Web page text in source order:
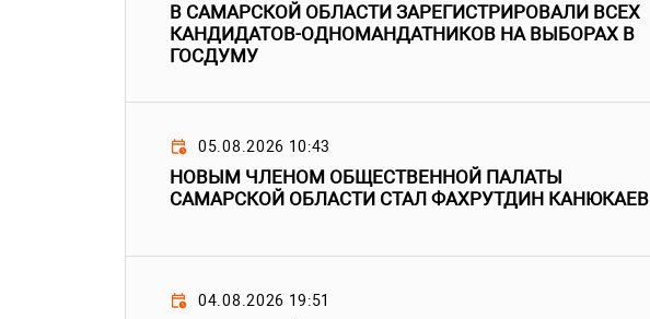
В САМАРСКОЙ ОБЛАСТИ ЗАРЕГИСТРИРОВАЛИ ВСЕХ
КАНДИДАТОВ-ОДНОМАНДАТНИКОВ НА ВЫБОРАХ В
ГОСДУМУ
05.08.2026 10:43
НОВЫМ ЧЛЕНОМ ОБЩЕСТВЕННОЙ ПАЛАТЫ
САМАРСКОЙ ОБЛАСТИ СТАЛ ФАХРУТДИН КАНЮКАЕВ
04.08.2026 19:51